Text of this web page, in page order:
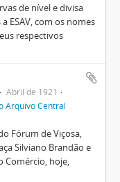
de nível e divisa
ESAV, com os nomes
respectivos
Abril de 1921
Arquivo Central
Fórum de Viçosa,
Silviano Brandão e
Comércio, hoje,